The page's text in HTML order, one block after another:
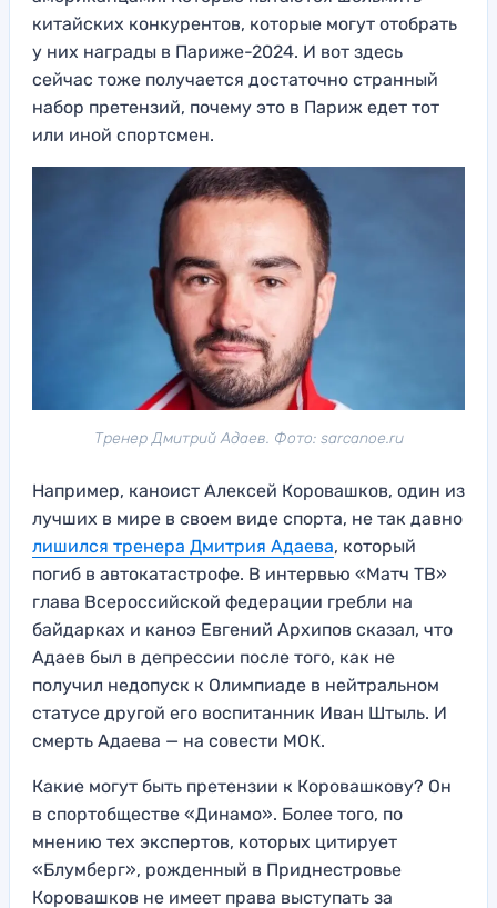
китайских конкурентов, которые могут отобрать
у них награды в Париже-2024. И вот здесь
сейчас тоже получается достаточно странный
набор претензий, почему это в Париж едет тот
или иной спортсмен.
Тренер Дмитрий Адаев. Фото: sarcanoe.ru
Например, каноист Алексей Коровашков, один из
лучших в мире в своем виде спорта, не так давно
лишился тренера Дмитрия Адаева, который
погиб в автокатастрофе. В интервью «Матч ТВ»
глава Всероссийской федерации гребли на
байдарках и каноэ Евгений Архипов сказал, что
Адаев был в депрессии после того, как не
получил недопуск к Олимпиаде в нейтральном
статусе другой его воспитанник Иван Штыль. И
смерть Адаева — на совести МОК.
Какие могут быть претензии к Коровашкову? Он
в спортобществе «Динамо». Более того, по
мнению тех экспертов, которых цитирует
«Блумберг», рожденный в Приднестровье
Коровашков не имеет права выступать за